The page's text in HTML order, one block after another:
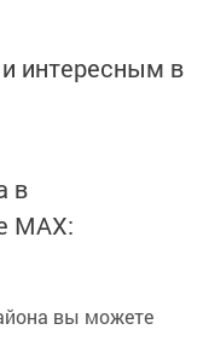
интересным в
в
MАХ:
вы можете